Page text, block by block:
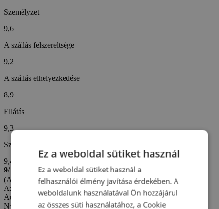
Személyzet
9,6
A szállás felszereltsége
9,2
A szállás elhelyezkedése
8,9
Ellátás
9,3
Szállodai szolgáltatások
9,4
9/10
(Alfred W. -
Cseh)
Az értékelés létrehozva: 14. 5. 2026
Automatikus fordítás (Eredeti megjelenítése)
Nyugodt szálloda jó wellnessrészleggel és kiváló étkezéssel.
Ez a weboldal sütiket használ
Ez a weboldal sütiket használ a
felhasználói élmény javítása érdekében. A
weboldalunk használatával Ön hozzájárul
az összes süti használatához, a Cookie